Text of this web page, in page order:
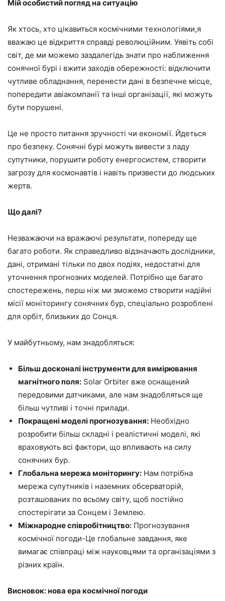
Мій особистий погляд на ситуацію
Як хтось, хто цікавиться космічними технологіями,я
вважаю це відкриття справді революційним. Уявіть собі
світ, де ми можемо заздалегідь знати про наближення
сонячної бурі і вжити заходів обережності: відключити
чутливе обладнання, перенести дані в безпечне місце,
попередити авіакомпанії та інші організації, які можуть
бути порушені.
Це не просто питання зручності чи економії. Йдеться
про безпеку. Сонячні бурі можуть вивести з ладу
супутники, порушити роботу енергосистем, створити
загрозу для космонавтів і навіть призвести до людських
жертв.
Що далі?
Незважаючи на вражаючі результати, попереду ще
багато роботи. Як справедливо відзначають дослідники,
дані, отримані тільки по двох подіях, недостатні для
уточнення прогнозних моделей. Потрібно ще багато
спостережень, перш ніж ми зможемо створити надійні
місії моніторингу сонячних бур, спеціально розроблені
для орбіт, близьких до Сонця.
У майбутньому, нам знадобляться:
Більш досконалі інструменти для вимірювання
магнітного поля: Solar Orbiter вже оснащений
передовими датчиками, але нам знадобляться ще
більш чутливі і точні прилади.
Покращені моделі прогнозування: Необхідно
розробити більш складні і реалістичні моделі, які
враховують всі фактори, що впливають на силу
сонячних бур.
Глобальна мережа моніторингу: Нам потрібна
мережа супутників і наземних обсерваторій,
розташованих по всьому світу, щоб постійно
спостерігати за Сонцем і Землею.
Міжнародне співробітництво: Прогнозування
космічної погоди-Це глобальне завдання, яке
вимагає співпраці між науковцями та організаціями з
різних країн.
Висновок: нова ера космічної погоди